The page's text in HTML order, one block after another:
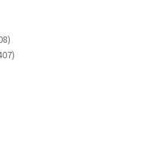
12608
товаров
3407